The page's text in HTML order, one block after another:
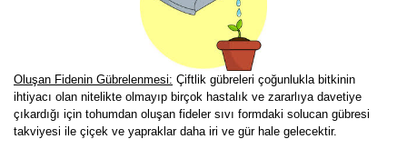
Oluşan Fidenin Gübrelenmesi: Çiftlik gübreleri çoğunlukla bitkinin
ihtiyacı olan nitelikte olmayıp birçok hastalık ve zararlıya davetiye
çıkardığı için tohumdan oluşan fideler sıvı formdaki solucan gübresi
takviyesi ile çiçek ve yapraklar daha iri ve gür hale gelecektir.